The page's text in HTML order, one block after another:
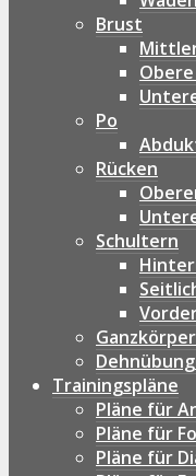
Brust
Po
Rücken
Schultern
Trainingspläne
Pläne für
Pläne für
Pläne für